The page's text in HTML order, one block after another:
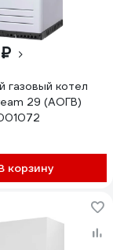
газовый котел
29 (АОГВ)
корзину